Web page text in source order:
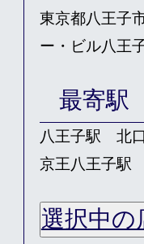
東京都八王子
ー・ビル八王
最寄駅
八王子駅 北口
京王八王子駅
選択中の